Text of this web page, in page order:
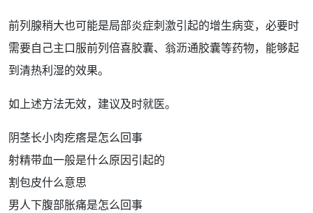
前列腺稍大也可能是局部炎症刺激引起的增生病变，必要时
需要自己主口服前列倍喜胶囊、翁沥通胶囊等药物，能够起
到清热利湿的效果。
如上述方法无效，建议及时就医。
阴茎长小肉疙瘩是怎么回事
射精带血一般是什么原因引起的
割包皮什么意思
男人下腹部胀痛是怎么回事